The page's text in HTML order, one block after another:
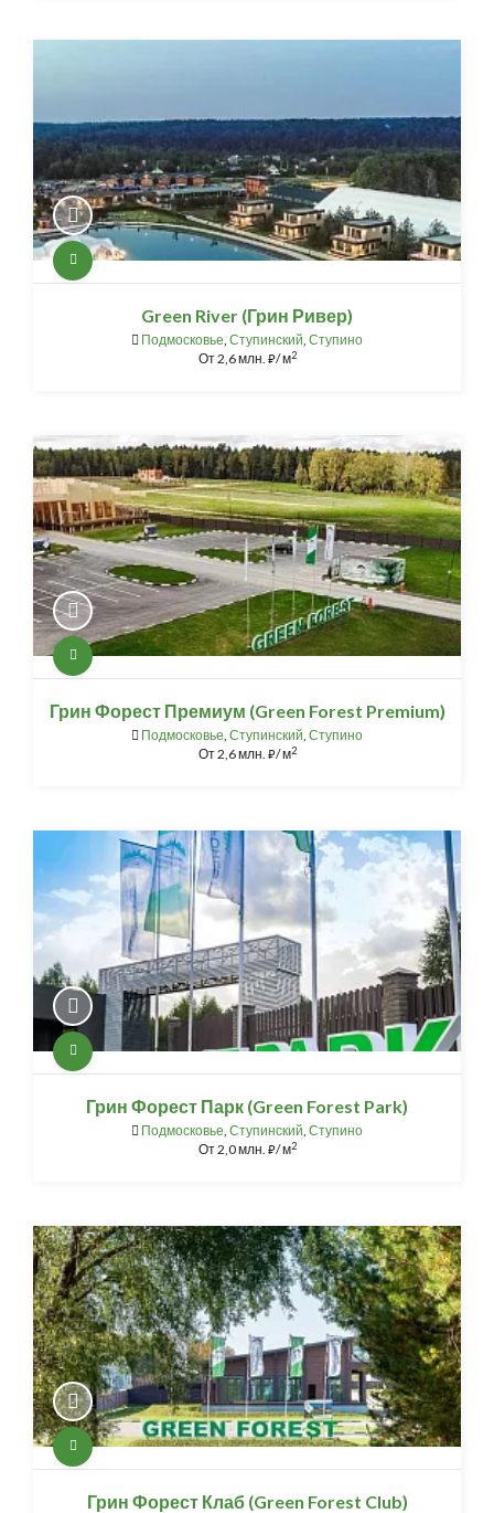
Green River (Грин Ривер)
Подмосковье, Ступинский, Ступино
От2,6 млн. ⃏/ м2
Грин Форест Премиум (Green Forest Premium)
Подмосковье, Ступинский, Ступино
От2,6 млн. ⃏/ м2
Грин Форест Парк (Green Forest Park)
Подмосковье, Ступинский, Ступино
От2,0 млн. ⃏/ м2
Грин Форест Клаб (Green Forest Club)